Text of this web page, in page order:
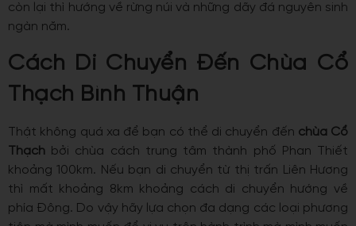
còn lại thì hướng về rừng núi và những dãy đá nguyên sinh
ngàn năm.
Cách Di Chuyển Đến Chùa Cổ
Thạch Bình Thuận
Thật không quá xa để bạn có thể di chuyển đến chùa Cổ
Thạch bởi chùa cách trung tâm thành phố Phan Thiết
khoảng 100km. Nếu bạn di chuyển từ thị trấn Liên Hương
thì mất khoảng 8km khoảng cách di chuyển hướng về
phía Đông. Do vậy hãy lựa chọn đa dạng các loại phương